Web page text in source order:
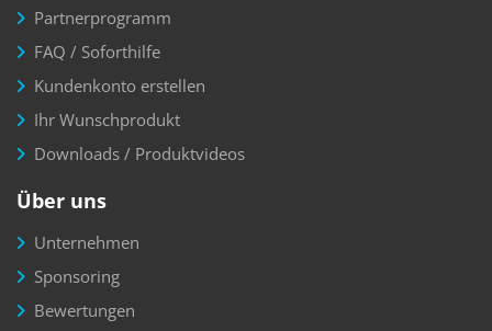
Partnerprogramm
FAQ / Soforthilfe
Kundenkonto erstellen
Ihr Wunschprodukt
Downloads / Produktvideos
Über uns
Unternehmen
Sponsoring
Bewertungen